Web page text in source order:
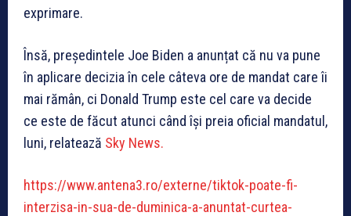
exprimare.
Însă, președintele Joe Biden a anunțat că nu va pune
în aplicare decizia în cele câteva ore de mandat care îi
mai rămân, ci Donald Trump este cel care va decide
ce este de făcut atunci când își preia oficial mandatul,
luni, relatează Sky News.
https://www.antena3.ro/externe/tiktok-poate-fi-
interzisa-in-sua-de-duminica-a-anuntat-curtea-